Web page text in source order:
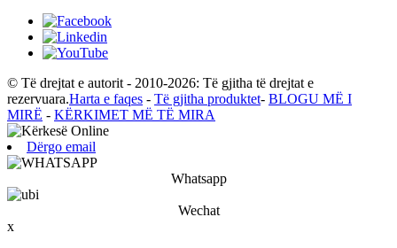
© Të drejtat e autorit - 2010-2026: Të gjitha të drejtat e
rezervuara.Harta e faqes - Të gjitha produktet- BLOGU MË I
MIRË - KËRKIMET MË TË MIRA
Dërgo email
Whatsapp
Wechat
x